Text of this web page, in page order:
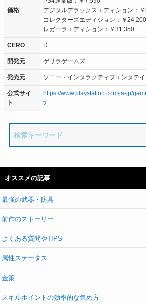
価格
デジタルデラックスエディション：
コレクターズエディション：￥24,200
レガーラエディション：￥31,350
CERO D
開発元 ゲリラゲームズ
発売元 ソニー・インタラクティブエンタテイ
公式サイ
ト
https://www.playstation.com/ja-jp/
t/
オススメの記事
最強の武器・防具
前作のストーリー
よくある質問やTIPS
属性ステータス
金策
スキルポイントの効率的な集め方